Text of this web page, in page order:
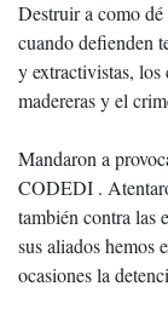
Destruir a como
cuando defienden
y extractivistas, los
madereras y el
Mandaron a
CODEDI .
también contra las
sus aliados hemos
ocasiones la